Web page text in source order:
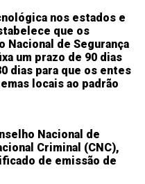
nos estados e
que os
Nacional de Segurança
um prazo de 90 dias
dias para que os entes
locais ao padrão
Nacional de
Criminal (CNC),
de emissão de